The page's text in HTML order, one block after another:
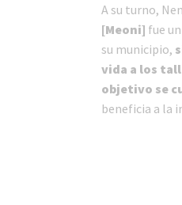
A su turno,
[Meoni] fue
su municipio,
vida a los
objetivo se
beneficia a la